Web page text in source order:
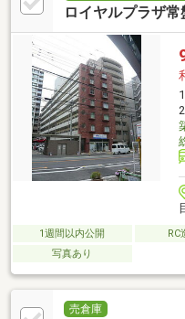
ロイヤルプラザ常
1週間以内公開 RC
写真あり
売倉庫